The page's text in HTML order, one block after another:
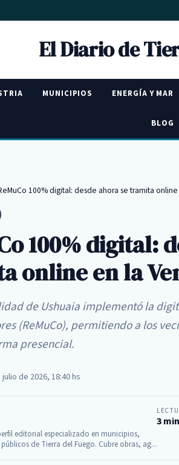
El Diario de
MUNICIPIOS ENERGÍA Y MAR
BLOG
100% digital: desde ahora se tramita
100% digital:
online en la
de Ushuaia implementó la
(ReMuCo), permitiendo a los
presencial.
de 2026, 18:40 hs
editorial especializado en municipios,
de Tierra del Fuego. Cubre obras, ag...
3